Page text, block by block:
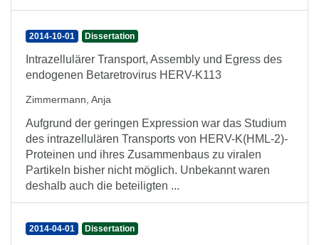
2014-10-01 Dissertation
Intrazellulärer Transport, Assembly und Egress des
endogenen Betaretrovirus HERV-K113
Zimmermann, Anja
Aufgrund der geringen Expression war das Studium
des intrazellulären Transports von HERV-K(HML-2)-
Proteinen und ihres Zusammenbaus zu viralen
Partikeln bisher nicht möglich. Unbekannt waren
deshalb auch die beteiligten ...
2014-04-01 Dissertation